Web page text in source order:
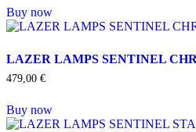
Buy now
LAZER LAMPS SENTINEL
479,00 €
Buy now